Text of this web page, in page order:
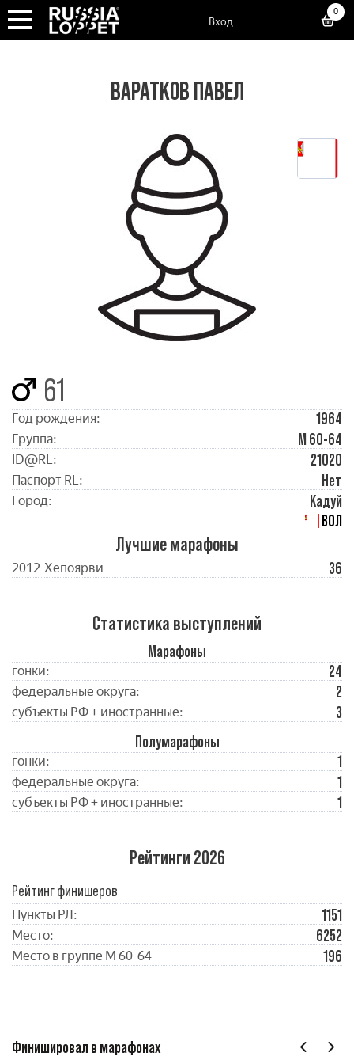
Вход
0
ВАРАТКОВ ПАВЕЛ
61
Год рождения: 1964
Группа: М 60-64
ID@RL: 21020
Паспорт RL: Нет
Город:
Кадуй
ВОЛ
Лучшие марафоны
2012-Хепоярви 36
Статистика выступлений
Марафоны
гонки: 24
федеральные округа: 2
субъекты РФ + иностранные:
3
Полумарафоны
гонки: 1
федеральные округа: 1
субъекты РФ + иностранные: 1
Рейтинги 2026
Рейтинг финишеров
Пункты РЛ: 1151
Место: 6252
Место в группе М 60-64 196
Финишировал в марафонах